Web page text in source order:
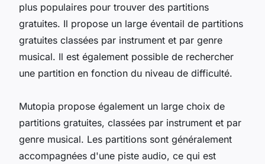
plus populaires pour trouver des partitions
gratuites. Il propose un large éventail de partitions
gratuites classées par instrument et par genre
musical. Il est également possible de rechercher
une partition en fonction du niveau de difficulté.
Mutopia propose également un large choix de
partitions gratuites, classées par instrument et par
genre musical. Les partitions sont généralement
accompagnées d'une piste audio, ce qui est